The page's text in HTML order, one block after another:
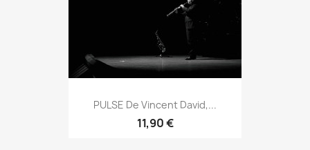
PULSE De Vincent David,...
11,90 €